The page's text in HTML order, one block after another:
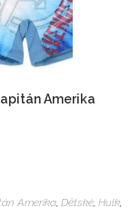
Amerika
Amerika, Dětské, Hulk,